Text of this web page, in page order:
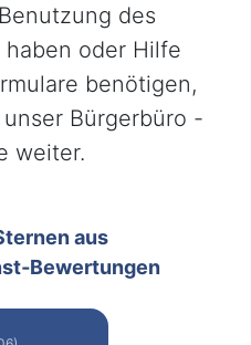
des
oder Hilfe
benötigen,
Bürgerbüro -
weiter.